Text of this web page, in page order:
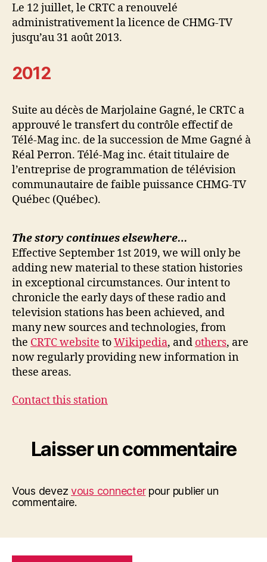
Le 12 juillet, le CRTC a renouvelé
administrativement la licence de CHMG-TV
jusqu’au 31 août 2013.
2012
Suite au décès de Marjolaine Gagné, le CRTC a
approuvé le transfert du contrôle effectif de
Télé-Mag inc. de la succession de Mme Gagné à
Réal Perron. Télé-Mag inc. était titulaire de
l’entreprise de programmation de télévision
communautaire de faible puissance CHMG-TV
Québec (Québec).
The story continues elsewhere…
Effective September 1st 2019, we will only be
adding new material to these station histories
in exceptional circumstances. Our intent to
chronicle the early days of these radio and
television stations has been achieved, and
many new sources and technologies, from
the CRTC website toWikipedia, and others, are
now regularly providing new information in
these areas.
Contact this station
Laisser un commentaire
Vous devezvous connecterpour publier un
commentaire.